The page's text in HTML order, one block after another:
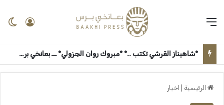
*شاهيناز القرشي تكتب ..* *مبروك روان الجزولي* ــ بعانخي برس
الرئيسية اخبار